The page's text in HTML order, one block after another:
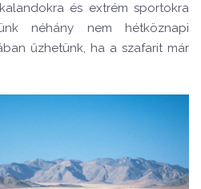
és extrém sportokra
nk néhány nem hétköznapi
űzhetünk, ha a szafarit már